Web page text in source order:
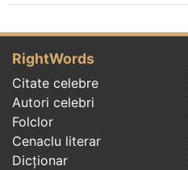
RightWords
Citate celebre
Autori celebri
Folclor
Cenaclu literar
Dicționar